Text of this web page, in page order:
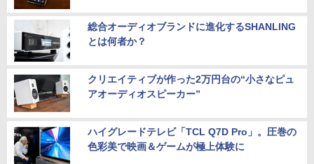
総合オーディオブランドに進化するSHANLING
とは何者か？
クリエイティブが作った2万円台の“小さなピュ
アオーディオスピーカー”
ハイグレードテレビ「TCL Q7D Pro」。圧巻の
色彩美で映画＆ゲームが極上体験に